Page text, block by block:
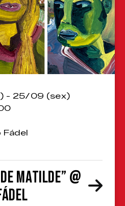
- 25/09 (sex)
Fádel
Matilde” @